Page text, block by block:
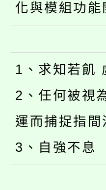
化與模組功能
1、求知若飢
2、任何被視
運而捕捉指間
3、自強不息